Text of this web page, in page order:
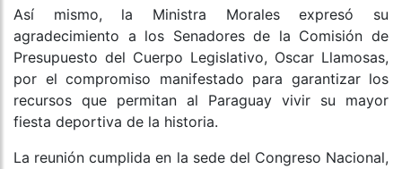
Así mismo, la Ministra Morales expresó su
agradecimiento a los Senadores de la Comisión de
Presupuesto del Cuerpo Legislativo, Oscar Llamosas,
por el compromiso manifestado para garantizar los
recursos que permitan al Paraguay vivir su mayor
fiesta deportiva de la historia.
La reunión cumplida en la sede del Congreso Nacional,